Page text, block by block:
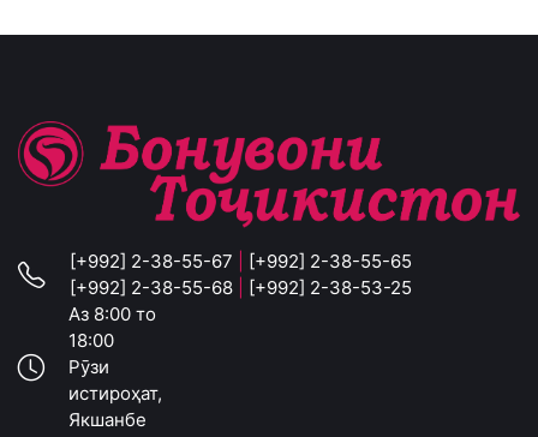
[+992] 2-38-55-67
[+992] 2-38-55-65
[+992] 2-38-55-68
[+992] 2-38-53-25
Аз 8:00 то
18:00
Рӯзи
истироҳат,
Якшанбе